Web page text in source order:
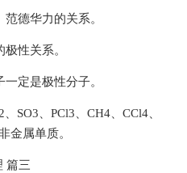
德华力的关系。
性关系。
定是极性分子。
、PCl3、CH4、CCl4、
金属单质。
篇三